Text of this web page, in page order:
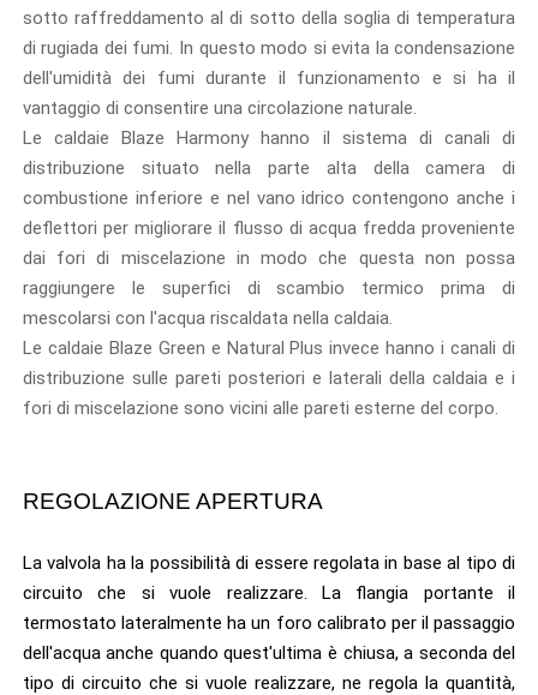
sotto raffreddamento al di sotto della soglia di temperatura
di rugiada dei fumi. In questo modo si evita la condensazione
dell'umidità dei fumi durante il funzionamento e si ha il
vantaggio di consentire una circolazione naturale.
Le caldaie Blaze Harmony hanno il sistema di canali di
distribuzione situato nella parte alta della camera di
combustione inferiore e nel vano idrico contengono anche i
deflettori per migliorare il flusso di acqua fredda proveniente
dai fori di miscelazione in modo che questa non possa
raggiungere le superfici di scambio termico prima di
mescolarsi con l'acqua riscaldata nella caldaia.
Le caldaie Blaze Green e Natural Plus invece hanno i canali di
distribuzione sulle pareti posteriori e laterali della caldaia e i
fori di miscelazione sono vicini alle pareti esterne del corpo.
REGOLAZIONE APERTURA
La valvola ha la possibilità di essere regolata in base al tipo di
circuito che si vuole realizzare. La flangia portante il
termostato lateralmente ha un foro calibrato per il passaggio
dell'acqua anche quando quest'ultima è chiusa, a seconda del
tipo di circuito che si vuole realizzare, ne regola la quantità,